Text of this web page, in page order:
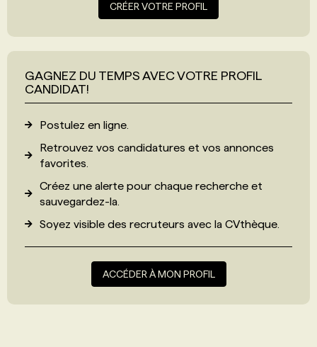
CRÉER VOTRE PROFIL
GAGNEZ DU TEMPS AVEC VOTRE PROFIL
CANDIDAT!
Postulez en ligne.
Retrouvez vos candidatures et vos annonces
favorites.
Créez une alerte pour chaque recherche et
sauvegardez-la.
Soyez visible des recruteurs avec la CVthèque
ACCÉDER À MON PROFIL